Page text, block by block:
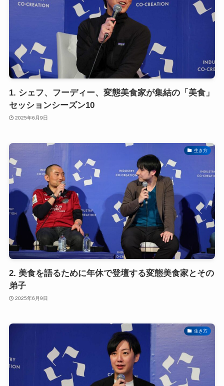
1. シェフ、フーディー、変態美食家が集結の「美食」
セッションシーズン10
2025年6月9日
生き方
2. 美食を語るために年休で登壇する変態美食家とその
弟子
2025年6月9日
生き方